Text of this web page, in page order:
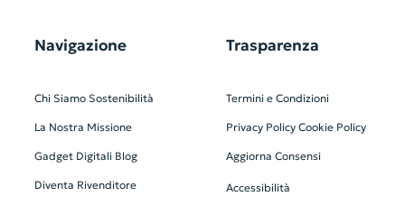
Navigazione
Chi Siamo Sostenibilità
La Nostra Missione
Gadget Digitali Blog
Diventa Rivenditore
Trasparenza
Termini e Condizioni
Privacy Policy Cookie Policy
Aggiorna Consensi
Accessibilità